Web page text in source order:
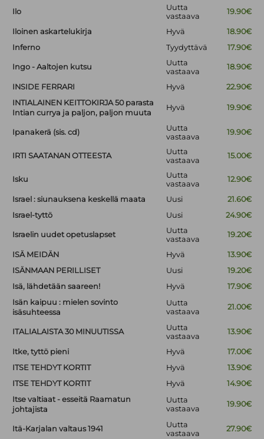
Ilo
Uutta
vastaava
19.90€
Iloinen askartelukirja Hyvä
18.90€
Inferno
Tyydyttävä 17.90€
Ingo - Aaltojen kutsu
Uutta
vastaava
18.90€
INSIDE FERRARI Hyvä
22.90€
INTIALAINEN KEITTOKIRJA 50 parasta
Intian currya ja paljon, paljon muuta
Hyvä 19.90€
Ipanakerä (sis. cd)
Uutta
vastaava
19.90€
IRTI SAATANAN OTTEESTA
Uutta
vastaava
15.00€
Isku
Uutta
vastaava
12.90€
Israel : siunauksena keskellä maata Uusi
21.60€
Israel-tyttö
Uusi 24.90€
Israelin uudet opetuslapset
Uutta
vastaava
19.20€
ISÄ MEIDÄN Hyvä
13.90€
ISÄNMAAN PERILLISET
Uusi
19.20€
Isä, lähdetään saareen!
Hyvä
17.90€
Isän kaipuu : mielen sovinto
isäsuhteessa
Uutta
vastaava
21.00€
ITALIALAISTA 30 MINUUTISSA
Uutta
vastaava
13.90€
Itke, tyttö pieni Hyvä
17.00€
ITSE TEHDYT KORTIT
Hyvä
13.90€
ITSE TEHDYT KORTIT
Hyvä
14.90€
Itse valtiaat - esseitä Raamatun
johtajista
Uutta
vastaava
19.90€
Itä-Karjalan valtaus 1941
Uutta
vastaava
27.90€